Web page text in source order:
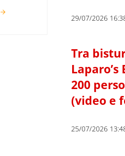
29/07/2026
Tra
200
(video e
25/07/2026